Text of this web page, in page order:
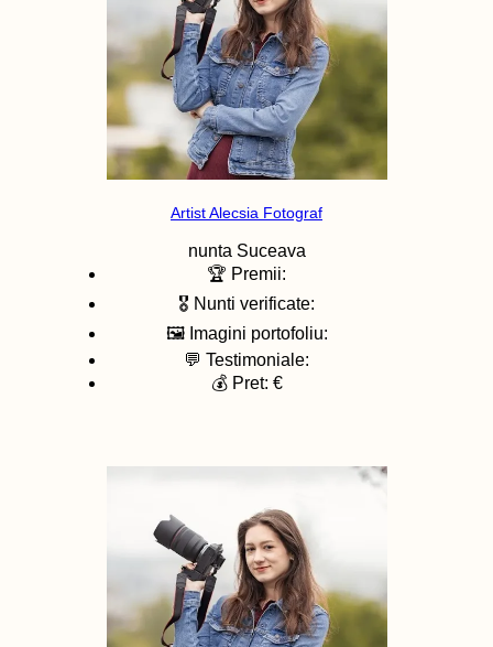
Artist Alecsia Fotograf
nunta Suceava
🏆 Premii:
🎖️ Nunti verificate:
🖼️ Imagini portofoliu:
💬 Testimoniale:
💰 Pret: €